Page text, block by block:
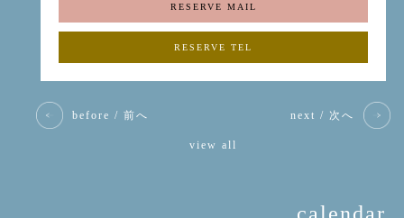
RESERVE MAIL
RESERVE TEL
before / 前へ next / 次へ
view all